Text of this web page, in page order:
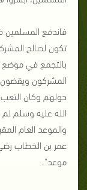
فاندفع المسلمين
تكون لصالح
بالتجمع في موضع
المشركون ويقضون
حولهم وكان
الله عليه وسلم
والموعد العام
عمر بن الخطاب
موعد".